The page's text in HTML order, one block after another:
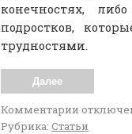
конечностях,
подростков,
трудностями.
Далее
Комментарии
Рубрика: Статьи